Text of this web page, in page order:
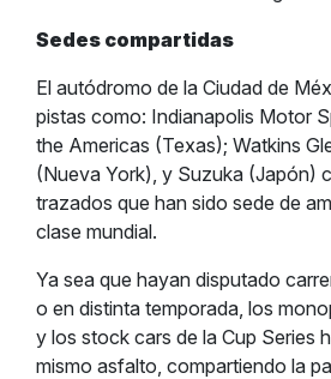
Sedes compartidas
El autódromo de la Ciudad de
pistas como: Indianapolis Motor
the Americas (Texas); Watkins
(Nueva York), y Suzuka (Japón)
trazados que han sido sede de
clase mundial.
Ya sea que hayan disputado
o en distinta temporada, los
y los stock cars de la Cup Series
mismo asfalto, compartiendo la